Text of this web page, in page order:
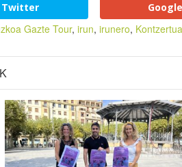
Twitter
Gazte Tour, irun, irunero, Kontzertua